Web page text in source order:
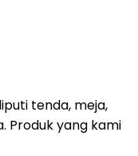
tenda, meja,
Produk yang kami